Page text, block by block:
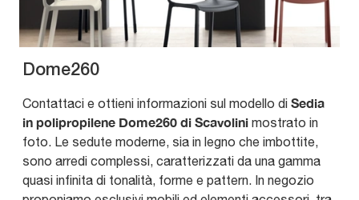
Dome260
Contattaci e ottieni informazioni sul modello di Sedia
in polipropilene Dome260 di Scavolini mostrato in
foto. Le sedute moderne, sia in legno che imbottite,
sono arredi complessi, caratterizzati da una gamma
quasi infinita di tonalità, forme e pattern. In negozio